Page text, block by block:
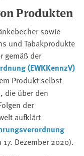
Produkten
sowie
und Tabakprodukte
gemäß der
(EWKKennzV)
Produkt selbst
die über den
der
aufklärt
Dezember 2020).